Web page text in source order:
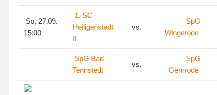
So, 27.09.
15:00
1. SC
Heiligenstadt
II
vs.
SpG
Wingerode
SpG Bad
Tennstedt
vs.
SpG
Gernrode